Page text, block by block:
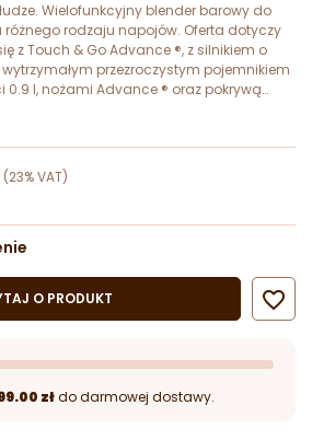
Wielofunkcyjny blender barowy do
rodzaju napojów. Oferta dotyczy
z Touch & Go Advance ®, z silnikiem o
wytrzymałym przezroczystym pojemnikiem
l, nożami Advance ® oraz pokrywą
(23% VAT)
O PRODUKT 
złdo darmowej dostawy.